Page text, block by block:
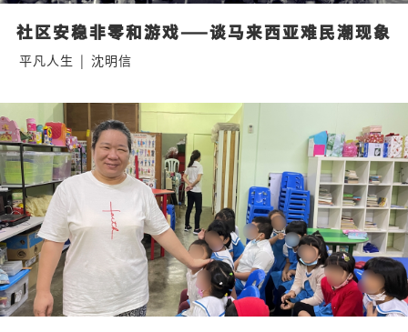
社区安稳非零和游戏——谈马来西亚难民潮现象
平凡人生 | 沈明信